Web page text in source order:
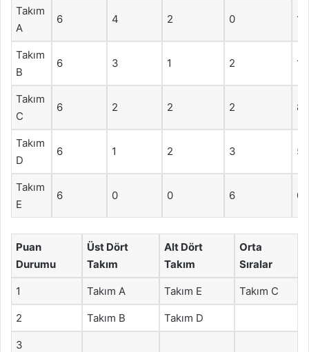
Takım
A
6 4 2 0 14
Takım
B
6 3 1 2 10
Takım
C
6 2 2 2 8
Takım
D
6 1 2 3 5
Takım
E
6 0 0 6 0
Puan
Durumu
Üst Dört
Takım
Alt Dört
Takım
Orta
Sıralar
1 Takım A Takım E Takım C
2 Takım B Takım D
3